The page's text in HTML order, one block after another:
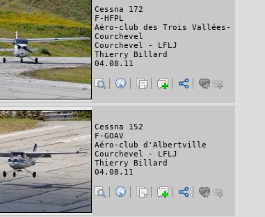
Cessna 172
F-HFPL
Aéro-club des Trois Vallées-
Courchevel
Courchevel - LFLJ
Thierry Billard
04.08.11
Cessna 152
F-GOAV
Aéro-club d'Albertville
Courchevel - LFLJ
Thierry Billard
04.08.11